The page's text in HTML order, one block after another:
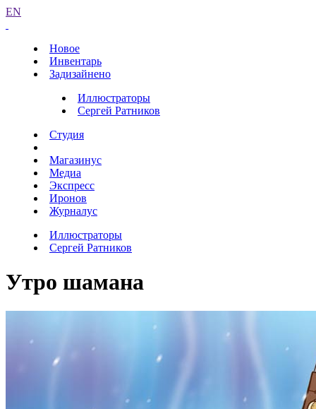
EN
Новое
Инвентарь
Задизайнено
Иллюстраторы
Сергей Ратников
Студия
Магазинус
Медиа
Экспресс
Иронов
Журналус
Иллюстраторы
Сергей Ратников
Утро шамана